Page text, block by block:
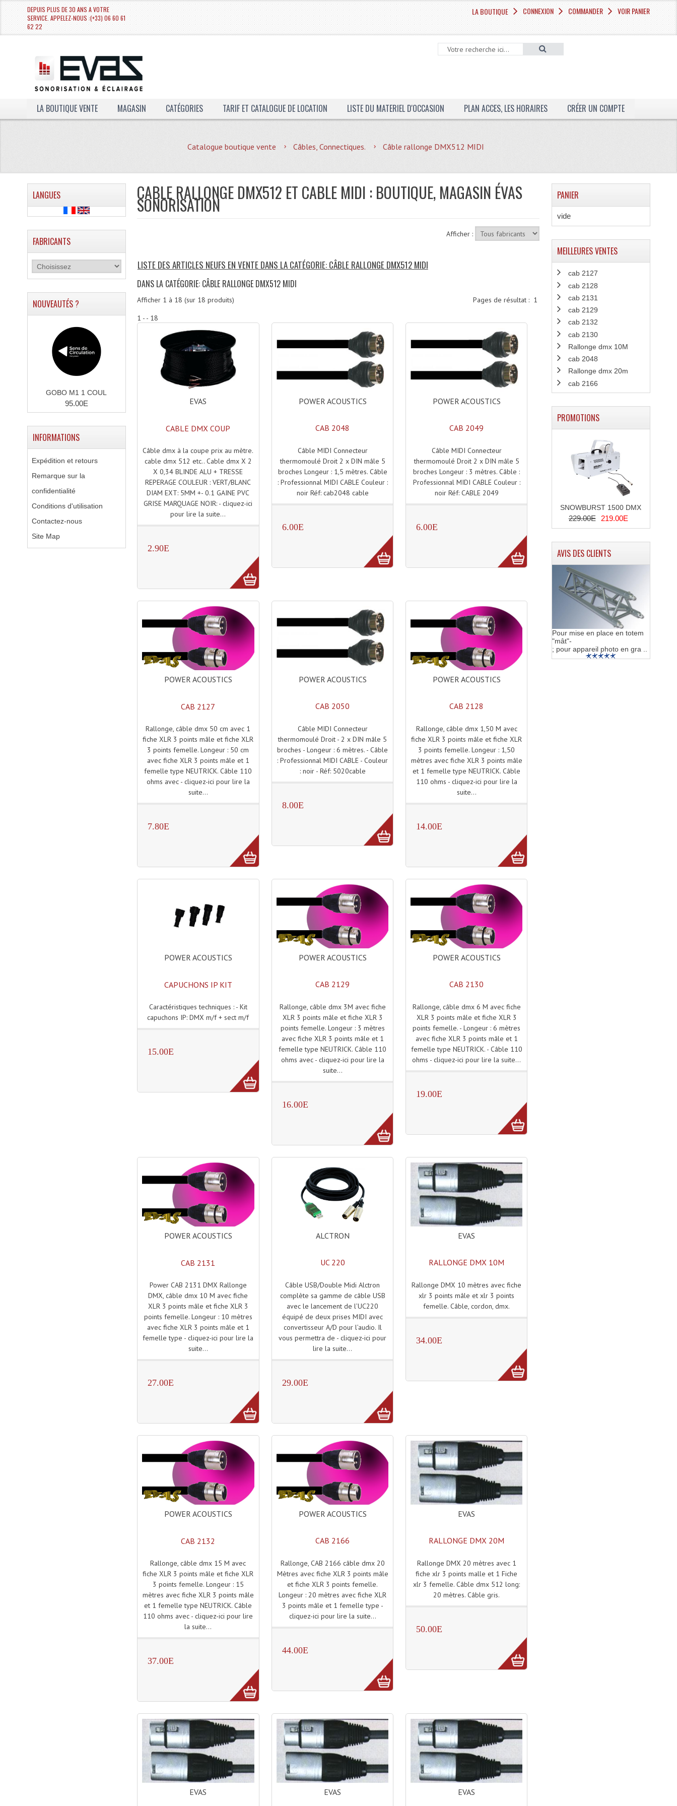
DEPUIS PLUS DE 30 ANS A VOTRE
SERVICE. APPELEZ-NOUS :(+33) 06 60 61
62 22
LA BOUTIQUE CONNEXION COMMANDER VOIR PANIER
LA BOUTIQUE VENTE MAGASIN CATÉGORIES TARIF ET CATALOGUE DE LOCATION LISTE DU MATERIEL D'OCCASION PLAN ACCES, LES HORAIRES CRÉER UN COMPTE
Catalogue boutique vente Câbles, Connectiques. Câble rallonge DMX512 MIDI
CABLE RALLONGE DMX512 ET CABLE MIDI : BOUTIQUE, MAGASIN ÉVAS
SONORISATION
Afficher :
LISTE DES ARTICLES NEUFS EN VENTE DANS LA CATÉGORIE: CÂBLE RALLONGE DMX512 MIDI
DANS LA CATÉGORIE: CÂBLE RALLONGE DMX512 MIDI
Pages de résultat : 1
Afficher 1 à 18 (sur 18 produits)
1 - - 18
EVAS
CABLE DMX COUP
Câble dmx à la coupe prix au mètre.
cable dmx 512 etc.. Cable dmx X 2
X 0,34 BLINDE ALU + TRESSE
REPERAGE COULEUR : VERT/BLANC
DIAM EXT: 5MM +- 0.1 GAINE PVC
GRISE MARQUAGE NOIR: - cliquez-ici
pour lire la suite...
2.90E
POWER ACOUSTICS
CAB 2048
Câble MIDI Connecteur
thermomoulé Droit 2 x DIN mâle 5
broches Longeur : 1,5 mètres. Câble
: Professionnal MIDI CABLE Couleur :
noir Réf: cab2048 cable
6.00E
POWER ACOUSTICS
CAB 2049
Câble MIDI Connecteur
thermomoulé Droit 2 x DIN mâle 5
broches Longeur : 3 mètres. Câble :
Professionnal MIDI CABLE Couleur :
noir Réf: CABLE 2049
6.00E
POWER ACOUSTICS
CAB 2127
Rallonge, câble dmx 50 cm avec 1
fiche XLR 3 points mâle et fiche XLR
3 points femelle. Longeur : 50 cm
avec fiche XLR 3 points mâle et 1
femelle type NEUTRICK. Câble 110
ohms avec - cliquez-ici pour lire la
suite...
7.80E
POWER ACOUSTICS
CAB 2050
Câble MIDI Connecteur
thermomoulé Droit - 2 x DIN mâle 5
broches - Longeur : 6 mètres. - Câble
: Professionnal MIDI CABLE - Couleur
: noir - Réf: 5020cable
8.00E
POWER ACOUSTICS
CAB 2128
Rallonge, câble dmx 1,50 M avec
fiche XLR 3 points mâle et fiche XLR
3 points femelle. Longeur : 1,50
mètres avec fiche XLR 3 points mâle
et 1 femelle type NEUTRICK. Câble
110 ohms - cliquez-ici pour lire la
suite...
14.00E
POWER ACOUSTICS
CAPUCHONS IP KIT
Caractéristiques techniques : - Kit
capuchons IP: DMX m/f + sect m/f
15.00E
POWER ACOUSTICS
CAB 2129
Rallonge, câble dmx 3M avec fiche
XLR 3 points mâle et fiche XLR 3
points femelle. Longeur : 3 mètres
avec fiche XLR 3 points mâle et 1
femelle type NEUTRICK. Câble 110
ohms avec - cliquez-ici pour lire la
suite...
16.00E
POWER ACOUSTICS
CAB 2130
Rallonge, câble dmx 6 M avec fiche
XLR 3 points mâle et fiche XLR 3
points femelle. - Longeur : 6 mètres
avec fiche XLR 3 points mâle et 1
femelle type NEUTRICK. - Câble 110
ohms - cliquez-ici pour lire la suite...
19.00E
POWER ACOUSTICS
CAB 2131
Power CAB 2131 DMX Rallonge
DMX, câble dmx 10 M avec fiche
XLR 3 points mâle et fiche XLR 3
points femelle. Longeur : 10 mètres
avec fiche XLR 3 points mâle et 1
femelle type - cliquez-ici pour lire la
suite...
27.00E
ALCTRON
UC 220
Câble USB/Double Midi Alctron
complète sa gamme de câble USB
avec le lancement de l’UC220
équipé de deux prises MIDI avec
convertisseur A/D pour l’audio. Il
vous permettra de - cliquez-ici pour
lire la suite...
29.00E
EVAS
RALLONGE DMX 10M
Rallonge DMX 10 mètres avec fiche
xlr 3 points mâle et xlr 3 points
femelle. Câble, cordon, dmx.
34.00E
POWER ACOUSTICS
CAB 2132
Rallonge, câble dmx 15 M avec
fiche XLR 3 points mâle et fiche XLR
3 points femelle. Longeur : 15
mètres avec fiche XLR 3 points mâle
et 1 femelle type NEUTRICK. Câble
110 ohms avec - cliquez-ici pour lire
la suite...
37.00E
POWER ACOUSTICS
CAB 2166
Rallonge, CAB 2166 câble dmx 20
Mètres avec fiche XLR 3 points mâle
et fiche XLR 3 points femelle.
Longeur : 20 mètres avec fiche XLR
3 points mâle et 1 femelle type -
cliquez-ici pour lire la suite...
44.00E
EVAS
RALLONGE DMX 20M
Rallonge DMX 20 mètres avec 1
fiche xlr 3 points malle et 1 Fiche
xlr 3 femelle. Câble dmx 512 long:
20 mètres. Câble gris.
50.00E
EVAS EVAS EVAS
LANGUES
FABRICANTS
NOUVEAUTÉS ?
GOBO M1 1 COUL
95.00E
INFORMATIONS
Expédition et retours
Remarque sur la
confidentialité
Conditions d'utilisation
Contactez-nous
Site Map
PANIER
vide
MEILLEURES VENTES
cab 2127
cab 2128
cab 2131
cab 2129
cab 2132
cab 2130
Rallonge dmx 10M
cab 2048
Rallonge dmx 20m
cab 2166
PROMOTIONS
SNOWBURST 1500 DMX
229.00E 219.00E
AVIS DES CLIENTS
Pour mise en place en totem
"mât"-
; pour appareil photo en gra ..